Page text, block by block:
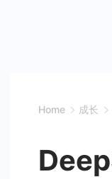
Home 成长